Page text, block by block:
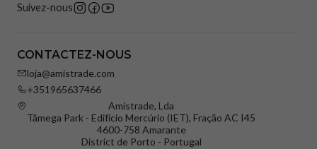
Suivez-nous
CONTACTEZ-NOUS
loja@amistrade.com
+351965637466
Amistrade, Lda
Tâmega Park - Edifício Mercúrio (IET), Fração AC I45
4600-758 Amarante
District de Porto - Portugal